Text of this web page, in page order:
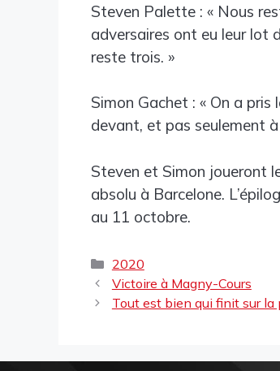
Steven Palette : « Nous
adversaires ont eu leur lot
reste trois. »
Simon Gachet : « On a
devant, et pas seulement
Steven et Simon joueront
absolu à Barcelone.
au 11 octobre.
2020
Victoire à Magny-Cours
Tout est bien qui finit sur la